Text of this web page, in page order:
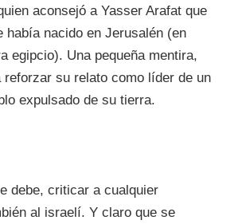
aconsejó a Yasser Arafat que
había nacido en Jerusalén (en
egipcio). Una pequeña mentira,
reforzar su relato como líder de un
expulsado de su tierra.
debe, criticar a cualquier
al israelí. Y claro que se